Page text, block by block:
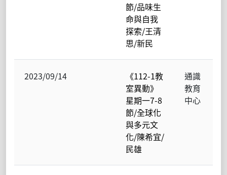
節/品味生
命與自我
探索/王清
思/新民
2023/09/14
《112-1教
室異動》
星期一7-8
節/全球化
與多元文
化/陳希宜/
民雄
通識
教育
中心